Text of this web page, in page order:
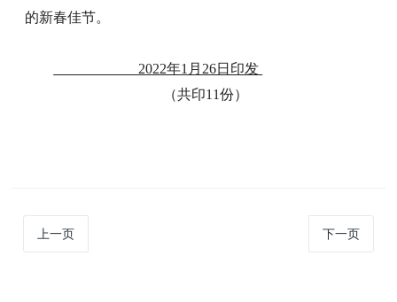
的新春佳节。
2022年1月26日印发
（共印11份）
上一页 下一页